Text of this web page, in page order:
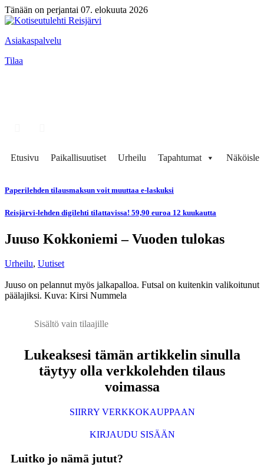
Tänään on perjantai 07. elokuuta 2026
Asiakaspalvelu
Tilaa
Etusivu Paikallisuutiset Urheilu Tapahtumat
Paperilehden tilausmaksun voit muuttaa e-laskuksi
Reisjärvi-lehden digilehti tilattavissa! 59,90 euroa 12 kuukautta
Juuso Kokkoniemi – Vuoden tulokas
Urheilu, Uutiset
Juuso on pelannut myös jalkapalloa. Futsal on kuitenkin valikoitunut
päälajiksi. Kuva: Kirsi Nummela
Sisältö vain tilaajille
Lukeaksesi tämän artikkelin sinulla
täytyy olla verkkolehden tilaus
voimassa
SIIRRY VERKKOKAUPPAAN
KIRJAUDU SISÄÄN
Luitko jo nämä jutut?